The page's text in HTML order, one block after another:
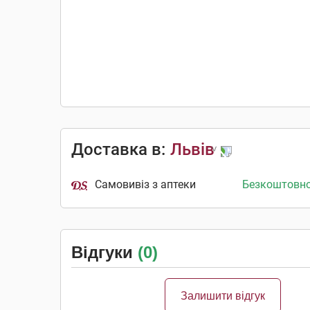
Доставка в: Львів
Самовивіз з аптеки
Відгуки (0)
Залишити відгук